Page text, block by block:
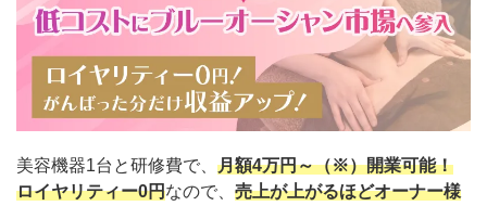
美容機器1台と研修費で、 月額4万円～（※）開業可能！
ロイヤリティー0円なので、 売上が上がるほどオーナー様